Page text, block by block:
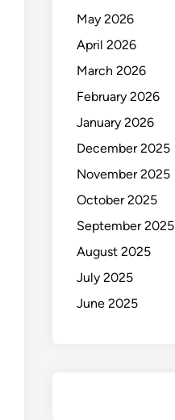
May 2026
April 2026
March 2026
February 2026
January 2026
December 2025
November 2025
October 2025
September 2025
August 2025
July 2025
June 2025